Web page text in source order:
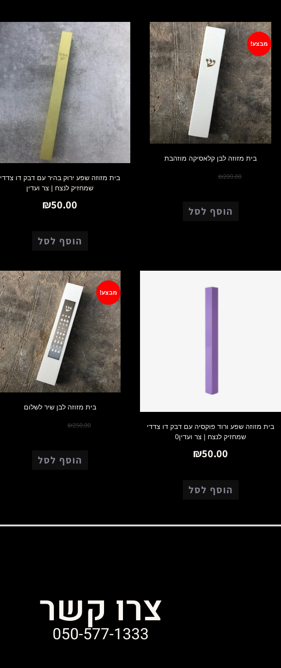
מבצע!
בית מזוזה לבן קלאסיקה מוזהבת
₪200.00
הוסף לסל
בית מזוזה שפע ירוק בהיר עם דבק דו צדדי
שמחזיק לנצח | צר ועדין
₪50.00
הוסף לסל
בית מזוזה שפע ורוד פוקסיה עם דבק דו צדדי
שמחזיק לנצח | צר ועדין0
₪50.00
הוסף לסל
מבצע!
בית מזוזה לבן שיר לשלום
₪250.00
הוסף לסל
צרו קשר
050-577-1333